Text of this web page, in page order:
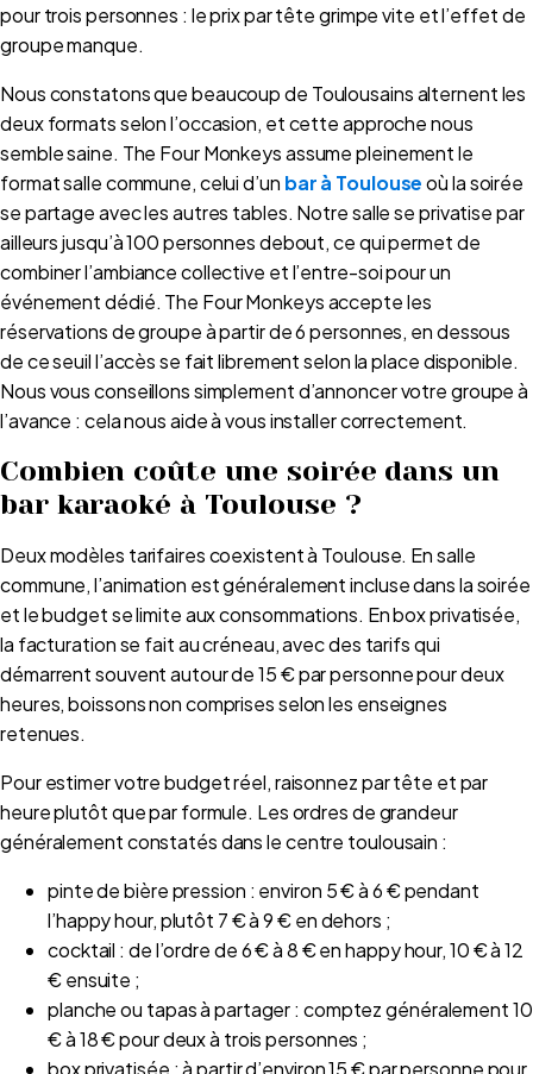
pour trois personnes : le prix par tête grimpe vite et l’effet de
groupe manque.
Nous constatons que beaucoup de Toulousains alternent les
deux formats selon l’occasion, et cette approche nous
semble saine. The Four Monkeys assume pleinement le
format salle commune, celui d’un bar à Toulouseoù la soirée
se partage avec les autres tables. Notre salle se privatise par
ailleurs jusqu’à 100 personnes debout, ce qui permet de
combiner l’ambiance collective et l’entre-soi pour un
événement dédié. The Four Monkeys accepte les
réservations de groupe à partir de 6 personnes, en dessous
de ce seuil l’accès se fait librement selon la place disponible.
Nous vous conseillons simplement d’annoncer votre groupe à
l’avance : cela nous aide à vous installer correctement.
Combien coûte une soirée dans un
bar karaoké à Toulouse ?
Deux modèles tarifaires coexistent à Toulouse. En salle
commune, l’animation est généralement incluse dans la soirée
et le budget se limite aux consommations. En box privatisée,
la facturation se fait au créneau, avec des tarifs qui
démarrent souvent autour de 15 € par personne pour deux
heures, boissons non comprises selon les enseignes
retenues.
Pour estimer votre budget réel, raisonnez par tête et par
heure plutôt que par formule. Les ordres de grandeur
généralement constatés dans le centre toulousain :
pinte de bière pression : environ 5 € à 6 € pendant
l’happy hour, plutôt 7 € à 9 € en dehors ;
cocktail : de l’ordre de 6 € à 8 € en happy hour, 10 € à 12
€ ensuite ;
planche ou tapas à partager : comptez généralement 10
€ à 18 € pour deux à trois personnes ;
box privatisée : à partir d’environ 15 € par personne pour